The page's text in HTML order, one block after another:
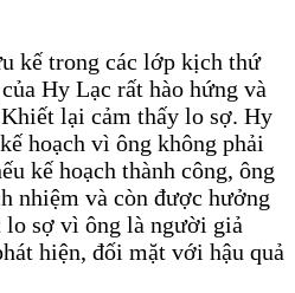
kế trong các lớp kịch thứ
Hy Lạc rất hào hứng và
lại cảm thấy lo sợ. Hy
hoạch vì ông không phải
kế hoạch thành công, ông
nhiệm và còn được hưởng
sợ vì ông là người giả
hiện, đối mặt với hậu quả